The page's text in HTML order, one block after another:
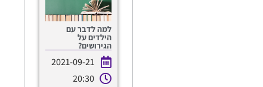
למה לדבר עם
הילדים על
הגירושים?
2021-09-21
20:30